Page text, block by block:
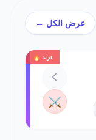
عرض الكل ←
ترند 🔥
⚔️